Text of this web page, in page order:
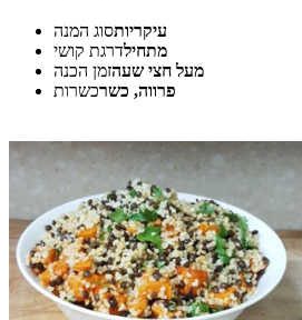
עיקריותסוג המנה
מתחילדרגת קושי
מעל חצי שעהזמן הכנה
פרווה, כשרכשרות